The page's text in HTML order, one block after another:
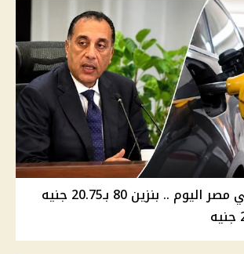
أسعار الوقود في مصر اليوم .. بنزين 80 بـ20.75 جنيه